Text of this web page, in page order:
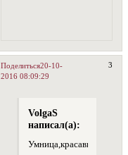
Поделиться 3
20-10-
2016 08:09:29
VolgaS
написал(а):